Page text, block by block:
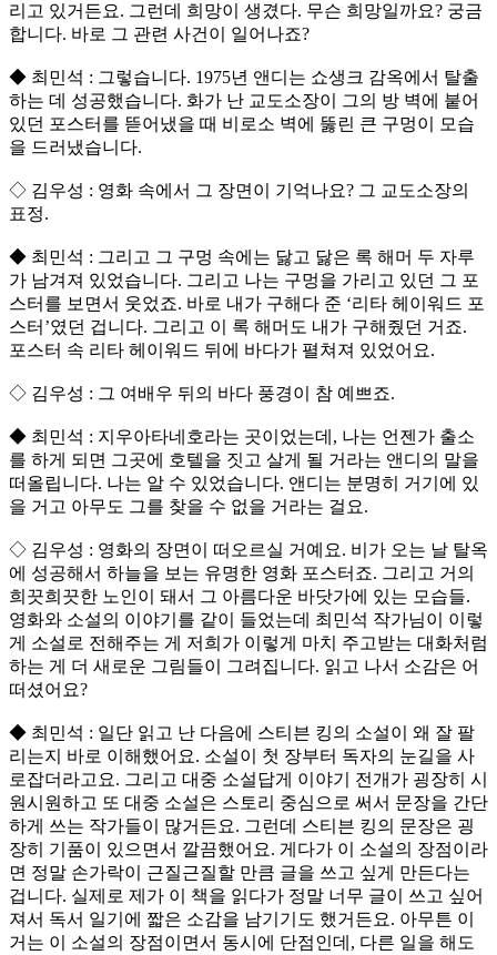
리고 있거든요. 그런데 희망이 생겼다. 무슨 희망일까요? 궁금
합니다. 바로 그 관련 사건이 일어나죠?
◆ 최민석 : 그렇습니다. 1975년 앤디는 쇼생크 감옥에서 탈출
하는 데 성공했습니다. 화가 난 교도소장이 그의 방 벽에 붙어
있던 포스터를 뜯어냈을 때 비로소 벽에 뚫린 큰 구멍이 모습
을 드러냈습니다.
◇ 김우성 : 영화 속에서 그 장면이 기억나요? 그 교도소장의
표정.
◆ 최민석 : 그리고 그 구멍 속에는 닳고 닳은 록 해머 두 자루
가 남겨져 있었습니다. 그리고 나는 구멍을 가리고 있던 그 포
스터를 보면서 웃었죠. 바로 내가 구해다 준 ‘리타 헤이워드 포
스터’였던 겁니다. 그리고 이 록 해머도 내가 구해줬던 거죠.
포스터 속 리타 헤이워드 뒤에 바다가 펼쳐져 있었어요.
◇ 김우성 : 그 여배우 뒤의 바다 풍경이 참 예쁘죠.
◆ 최민석 : 지우아타네호라는 곳이었는데, 나는 언젠가 출소
를 하게 되면 그곳에 호텔을 짓고 살게 될 거라는 앤디의 말을
떠올립니다. 나는 알 수 있었습니다. 앤디는 분명히 거기에 있
을 거고 아무도 그를 찾을 수 없을 거라는 걸요.
◇ 김우성 : 영화의 장면이 떠오르실 거예요. 비가 오는 날 탈옥
에 성공해서 하늘을 보는 유명한 영화 포스터죠. 그리고 거의
희끗희끗한 노인이 돼서 그 아름다운 바닷가에 있는 모습들.
영화와 소설의 이야기를 같이 들었는데 최민석 작가님이 이렇
게 소설로 전해주는 게 저희가 이렇게 마치 주고받는 대화처럼
하는 게 더 새로운 그림들이 그려집니다. 읽고 나서 소감은 어
떠셨어요?
◆ 최민석 : 일단 읽고 난 다음에 스티븐 킹의 소설이 왜 잘 팔
리는지 바로 이해했어요. 소설이 첫 장부터 독자의 눈길을 사
로잡더라고요. 그리고 대중 소설답게 이야기 전개가 굉장히 시
원시원하고 또 대중 소설은 스토리 중심으로 써서 문장을 간단
하게 쓰는 작가들이 많거든요. 그런데 스티븐 킹의 문장은 굉
장히 기품이 있으면서 깔끔했어요. 게다가 이 소설의 장점이라
면 정말 손가락이 근질근질할 만큼 글을 쓰고 싶게 만든다는
겁니다. 실제로 제가 이 책을 읽다가 정말 너무 글이 쓰고 싶어
져서 독서 일기에 짧은 소감을 남기기도 했거든요. 아무튼 이
거는 이 소설의 장점이면서 동시에 단점인데, 다른 일을 해도